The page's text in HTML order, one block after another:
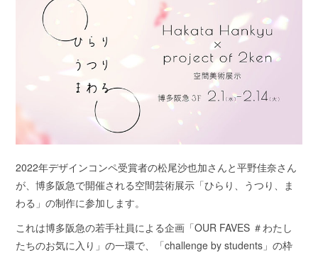
2022年デザインコンペ受賞者の松尾沙也加さんと平野佳奈さん
が、博多阪急で開催される空間芸術展示「ひらり、うつり、ま
わる」の制作に参加します。
これは博多阪急の若手社員による企画「OUR FAVES ＃わたし
たちのお気に入り」の一環で、「challenge by students」の枠